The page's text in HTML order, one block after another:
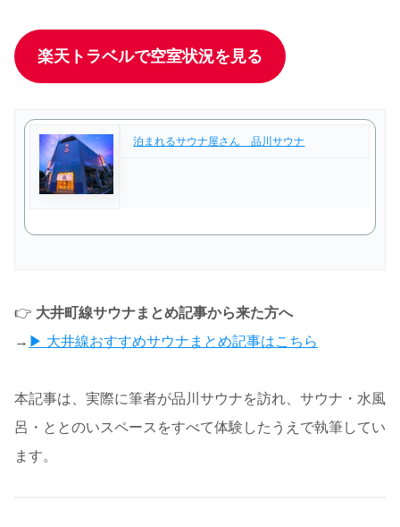
楽天トラベルで空室状況を見る
泊まれるサウナ屋さん 品川サウナ
👉 大井町線サウナまとめ記事から来た方へ
→ ▶ 大井線おすすめサウナまとめ記事はこちら
本記事は、実際に筆者が品川サウナを訪れ、サウナ・水風
呂・ととのいスペースをすべて体験したうえで執筆してい
ます。